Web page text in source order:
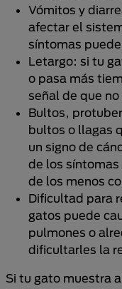
Vómitos y
afectar el
síntomas
Letargo: si tu
o pasa más
señal de que
Bultos,
bultos o llagas
un signo de
de los
de los menos
Dificultad para
gatos puede
pulmones o
dificultarles la
Si tu gato muestra